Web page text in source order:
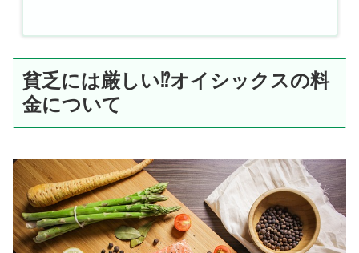
貧乏には厳しい⁉オイシックスの料
金について